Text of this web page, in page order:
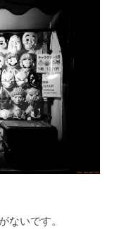
ないです。